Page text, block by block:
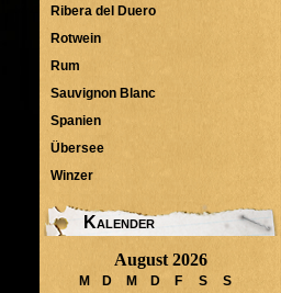
Ribera del Duero
Rotwein
Rum
Sauvignon Blanc
Spanien
Übersee
Winzer
Kalender
August 2026
M D M D F S
S